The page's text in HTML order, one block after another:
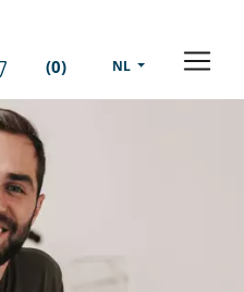
(0) NL